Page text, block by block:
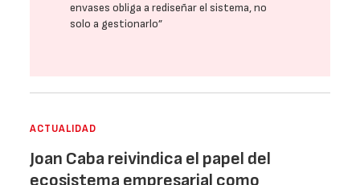
envases obliga a rediseñar el sistema, no
solo a gestionarlo”
ACTUALIDAD
Joan Caba reivindica el papel del